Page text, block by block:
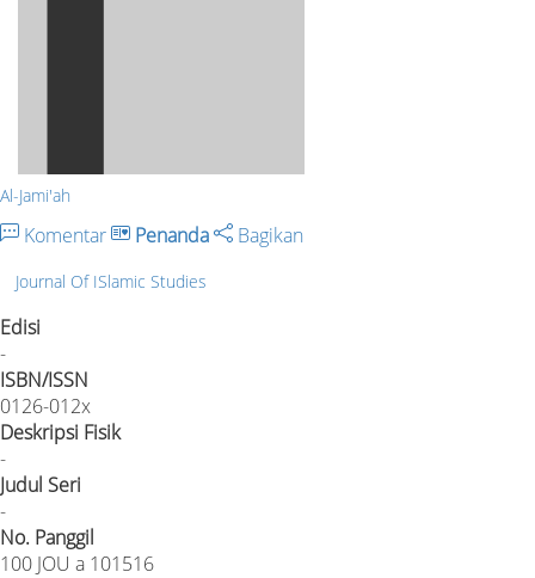
Al-Jami'ah
Komentar Penanda Bagikan
Journal Of ISlamic Studies
Edisi
-
ISBN/ISSN
0126-012x
Deskripsi Fisik
-
Judul Seri
-
No. Panggil
100 JOU a 101516